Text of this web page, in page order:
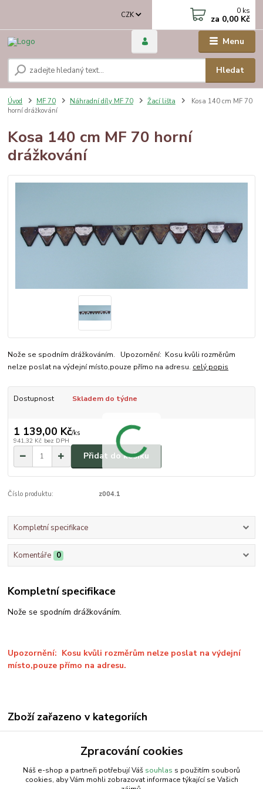
Menu
CZK
Hledat
0 ks
za 0,00 Kč
Úvod MF 70 Náhradní díly MF 70 Žací lišta
Kosa 140 cm MF 70
horní drážkování
Kosa 140 cm MF 70 horní
drážkování
Nože se spodním drážkováním. Upozornění: Kosu kvůli rozměrům
nelze poslat na výdejní místo,pouze přímo na adresu. celý popis
Dostupnost Skladem do týdne
1 139,00 Kč/ks
941,32 Kč bez DPH
Přidat do košíku
Číslo produktu: z004.1
Kompletní specifikace
Komentáře 0
Kompletní specifikace
Nože se spodním drážkováním.
Upozornění: Kosu kvůli rozměrům nelze poslat na výdejní
místo,pouze přímo na adresu.
Zboží zařazeno v kategoriích
Zpracování cookies
Náš e-shop a partneři potřebují Váš souhlas s použitím souborů
cookies, aby Vám mohli zobrazovat informace týkající se Vašich